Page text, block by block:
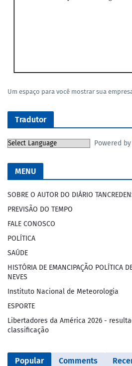
Um espaço para você mostrar sua
Tradutor
Powered by
MENU
SOBRE O AUTOR DO DIÁRIO
PREVISÃO DO TEMPO
FALE CONOSCO
POLÍTICA
SAÚDE
HISTÓRIA DE EMANCIPAÇÃO POLÍTICA
NEVES
Instituto Nacional de Meteorologia
ESPORTE
Libertadores da América 2026 -
classificação
Popular Comments